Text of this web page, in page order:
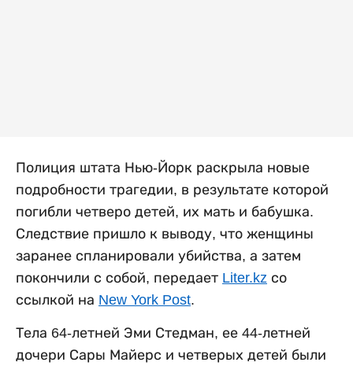
Полиция штата Нью-Йорк раскрыла новые
подробности трагедии, в результате которой
погибли четверо детей, их мать и бабушка.
Следствие пришло к выводу, что женщины
заранее спланировали убийства, а затем
покончили с собой, передает Liter.kz со
ссылкой на New York Post.
Тела 64-летней Эми Стедман, ее 44-летней
дочери Сары Майерс и четверых детей были